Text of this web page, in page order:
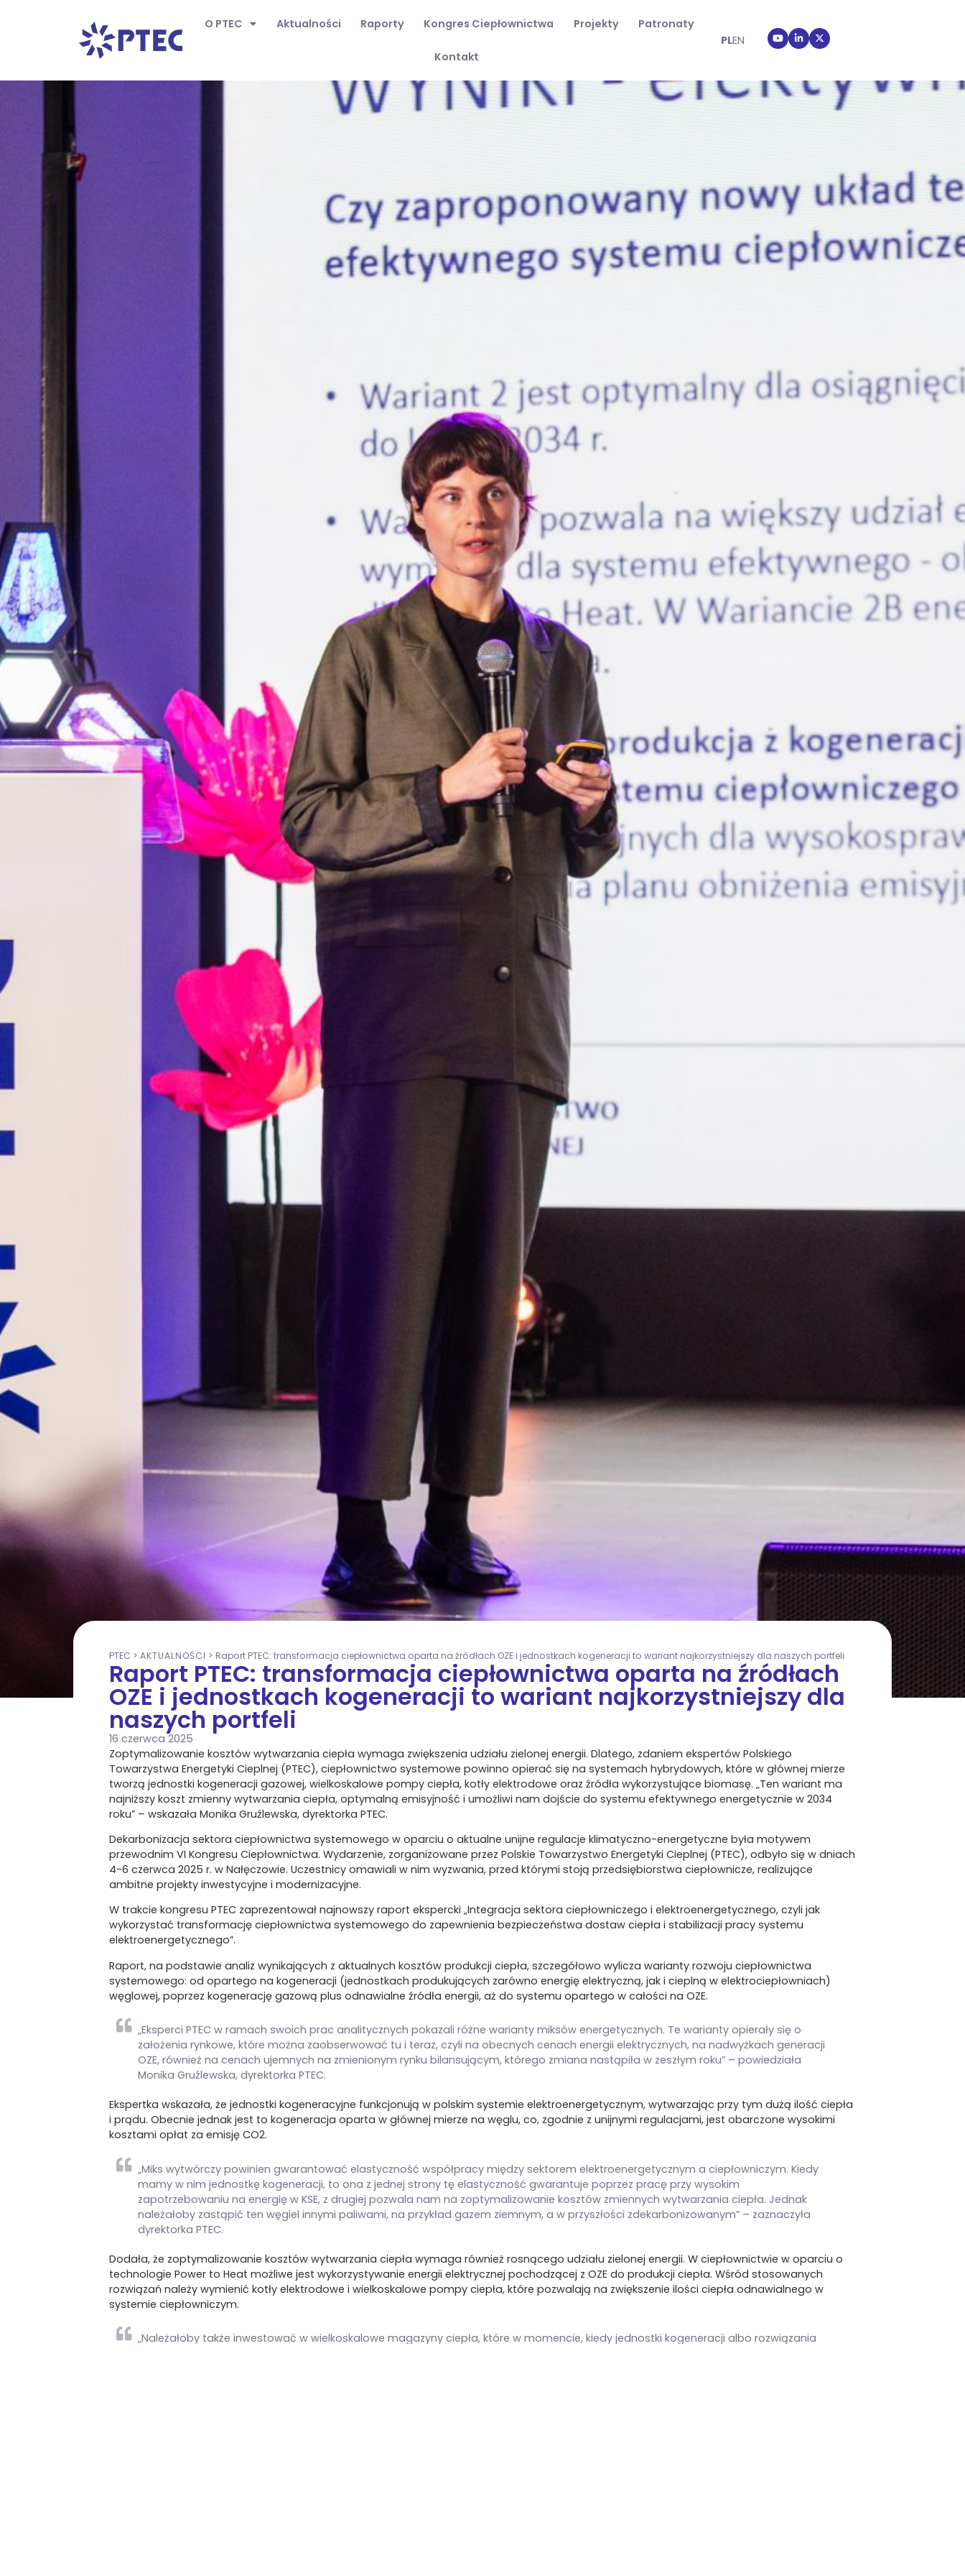
O PTEC Aktualności Raporty Kongres Ciepłownictwa Projekty Patronaty
Kontakt
PLEN
PTEC > AKTUALNOŚCI > Raport PTEC: transformacja ciepłownictwa oparta na źródłach OZE i jednostkach kogeneracji to wariant najkorzystniejszy dla naszych portfeli
Raport PTEC: transformacja ciepłownictwa oparta na źródłach
OZE i jednostkach kogeneracji to wariant najkorzystniejszy dla
naszych portfeli
16 czerwca 2025
Zoptymalizowanie kosztów wytwarzania ciepła wymaga zwiększenia udziału zielonej energii. Dlatego, zdaniem ekspertów Polskiego
Towarzystwa Energetyki Cieplnej (PTEC), ciepłownictwo systemowe powinno opierać się na systemach hybrydowych, które w głównej mierze
tworzą jednostki kogeneracji gazowej, wielkoskalowe pompy ciepła, kotły elektrodowe oraz źródła wykorzystujące biomasę. „Ten wariant ma
najniższy koszt zmienny wytwarzania ciepła, optymalną emisyjność i umożliwi nam dojście do systemu efektywnego energetycznie w 2034
roku” – wskazała Monika Gruźlewska, dyrektorka PTEC.
Dekarbonizacja sektora ciepłownictwa systemowego w oparciu o aktualne unijne regulacje klimatyczno-energetyczne była motywem
przewodnim VI Kongresu Ciepłownictwa. Wydarzenie, zorganizowane przez Polskie Towarzystwo Energetyki Cieplnej (PTEC), odbyło się w dniach
4-6 czerwca 2025 r. w Nałęczowie. Uczestnicy omawiali w nim wyzwania, przed którymi stoją przedsiębiorstwa ciepłownicze, realizujące
ambitne projekty inwestycyjne i modernizacyjne.
W trakcie kongresu PTEC zaprezentował najnowszy raport ekspercki „Integracja sektora ciepłowniczego i elektroenergetycznego, czyli jak
wykorzystać transformację ciepłownictwa systemowego do zapewnienia bezpieczeństwa dostaw ciepła i stabilizacji pracy systemu
elektroenergetycznego”.
Raport, na podstawie analiz wynikających z aktualnych kosztów produkcji ciepła, szczegółowo wylicza warianty rozwoju ciepłownictwa
systemowego: od opartego na kogeneracji (jednostkach produkujących zarówno energię elektryczną, jak i cieplną w elektrociepłowniach)
węglowej, poprzez kogenerację gazową plus odnawialne źródła energii, aż do systemu opartego w całości na OZE.
„Eksperci PTEC w ramach swoich prac analitycznych pokazali różne warianty miksów energetycznych. Te warianty opierały się o
założenia rynkowe, które można zaobserwować tu i teraz, czyli na obecnych cenach energii elektrycznych, na nadwyżkach generacji
OZE, również na cenach ujemnych na zmienionym rynku bilansującym, którego zmiana nastąpiła w zeszłym roku” – powiedziała
Monika Gruźlewska, dyrektorka PTEC.
Ekspertka wskazała, że jednostki kogeneracyjne funkcjonują w polskim systemie elektroenergetycznym, wytwarzając przy tym dużą ilość ciepła
i prądu. Obecnie jednak jest to kogeneracja oparta w głównej mierze na węglu, co, zgodnie z unijnymi regulacjami, jest obarczone wysokimi
kosztami opłat za emisję CO2.
„Miks wytwórczy powinien gwarantować elastyczność współpracy między sektorem elektroenergetycznym a ciepłowniczym. Kiedy
mamy w nim jednostkę kogeneracji, to ona z jednej strony tę elastyczność gwarantuje poprzez pracę przy wysokim
zapotrzebowaniu na energię w KSE, z drugiej pozwala nam na zoptymalizowanie kosztów zmiennych wytwarzania ciepła. Jednak
należałoby zastąpić ten węgiel innymi paliwami, na przykład gazem ziemnym, a w przyszłości zdekarbonizowanym” – zaznaczyła
dyrektorka PTEC.
Dodała, że zoptymalizowanie kosztów wytwarzania ciepła wymaga również rosnącego udziału zielonej energii. W ciepłownictwie w oparciu o
technologie Power to Heat możliwe jest wykorzystywanie energii elektrycznej pochodzącej z OZE do produkcji ciepła. Wśród stosowanych
rozwiązań należy wymienić kotły elektrodowe i wielkoskalowe pompy ciepła, które pozwalają na zwiększenie ilości ciepła odnawialnego w
systemie ciepłowniczym.
„Należałoby także inwestować w wielkoskalowe magazyny ciepła, które w momencie, kiedy jednostki kogeneracji albo rozwiązania